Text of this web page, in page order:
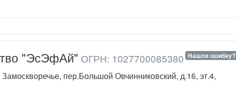
Нашли ошибку?
"ЭсЭфАй" ОГРН: 1027700085380
пер.Большой Овчинниковский, д.16, эт.4,